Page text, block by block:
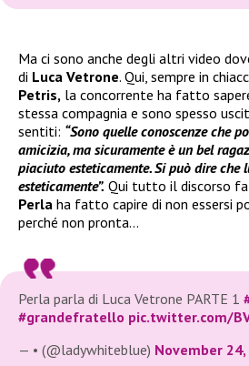
Ma ci sono anche degli altri video
di Luca Vetrone. Qui, sempre in
Petris, la concorrente ha fatto
stessa compagnia e sono spesso
sentiti: “Sono quelle conoscenze che
amicizia, ma sicuramente è un bel
piaciuto esteticamente. Si può dire
esteticamente”. Qui tutto il discorso
Perla ha fatto capire di non essersi
perché non pronta…
Perla parla di Luca Vetrone PARTE 1
#grandefratello pic.twitter.com/
— • (@ladywhiteblue) November 24,